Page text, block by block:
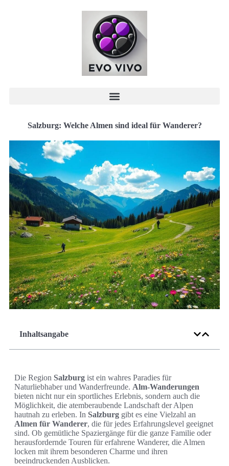
Salzburg: Welche Almen sind ideal für Wanderer?
Inhaltsangabe
Die Region Salzburg ist ein wahres Paradies für
Naturliebhaber und Wanderfreunde. Alm-Wanderungen
bieten nicht nur ein sportliches Erlebnis, sondern auch die
Möglichkeit, die atemberaubende Landschaft der Alpen
hautnah zu erleben. In Salzburg gibt es eine Vielzahl an
Almen für Wanderer, die für jedes Erfahrungslevel geeignet
sind. Ob gemütliche Spaziergänge für die ganze Familie oder
herausfordernde Touren für erfahrene Wanderer, die Almen
locken mit ihrem besonderen Charme und ihren
beeindruckenden Ausblicken.